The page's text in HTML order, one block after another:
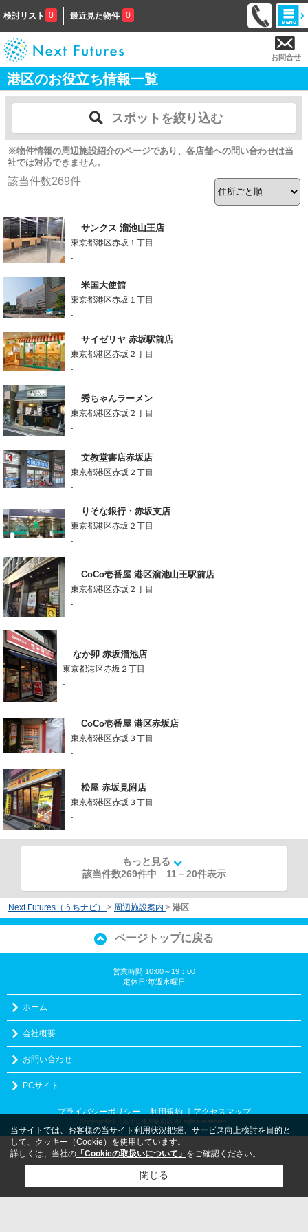
検討リスト 0 最近見た物件 0
お問合せ
港区のお役立ち情報一覧
スポットを絞り込む
※物件情報の周辺施設紹介のページであり、各店舗への問い合わせは当
社では対応できません。
該当件数269件
サンクス 溜池山王店
東京都港区赤坂１丁目
-
米国大使館
東京都港区赤坂１丁目
-
サイゼリヤ 赤坂駅前店
東京都港区赤坂２丁目
-
秀ちゃんラーメン
東京都港区赤坂２丁目
-
文教堂書店赤坂店
東京都港区赤坂２丁目
-
りそな銀行・赤坂支店
東京都港区赤坂２丁目
-
CoCo壱番屋 港区溜池山王駅前店
東京都港区赤坂２丁目
-
なか卯 赤坂溜池店
東京都港区赤坂２丁目
-
CoCo壱番屋 港区赤坂店
東京都港区赤坂３丁目
-
松屋 赤坂見附店
東京都港区赤坂３丁目
-
もっと見る
該当件数269件中 11 －20件表示
Next Futures（うちナビ） > 周辺施設案内 > 港区
ページトップに戻る
営業時間:10:00～19：00
定休日:毎週水曜日
ホーム
会社概要
お問い合わせ
PCサイト
プライバシーポリシー ｜ 利用規約 ｜アクセスマップ
Copyright(c) うちナビ東京駅前店 All rights reserved.
当サイトでは、お客様の当サイト利用状況把握、サービス向上検討を目的と
して、クッキー（Cookie）を使用しています。
詳しくは、当社の 「Cookieの取扱いについて」 をご確認ください。
閉じる